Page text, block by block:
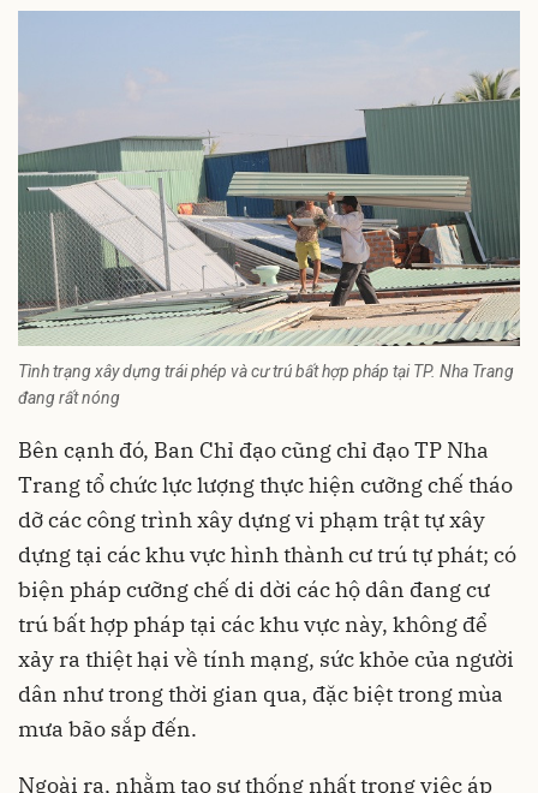
Tình trạng xây dựng trái phép và cư trú bất hợp pháp tại TP. Nha Trang
đang rất nóng
Bên cạnh đó, Ban Chỉ đạo cũng chỉ đạo TP Nha
Trang tổ chức lực lượng thực hiện cưỡng chế tháo
dỡ các công trình xây dựng vi phạm trật tự xây
dựng tại các khu vực hình thành cư trú tự phát; có
biện pháp cưỡng chế di dời các hộ dân đang cư
trú bất hợp pháp tại các khu vực này, không để
xảy ra thiệt hại về tính mạng, sức khỏe của người
dân như trong thời gian qua, đặc biệt trong mùa
mưa bão sắp đến.
Ngoài ra, nhằm tạo sự thống nhất trong việc áp